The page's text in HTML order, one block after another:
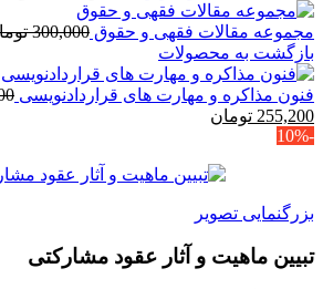
مجموعه مقالات فقهی و حقوق 300,000
بازگشت به محصولات
فنون مذاکره و مهارت های قراردادنویسی
قیمت
اصلی
255,200 تومان
است.
-10%
بزرگنمایی تصویر
تبیین ماهیت و آثار عقود مشارکتی